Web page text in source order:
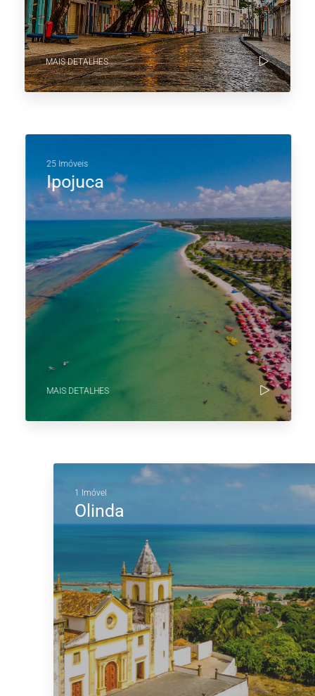
MAIS DETALHES
25 Imóveis
Ipojuca
MAIS DETALHES
1 Imóvel
Olinda